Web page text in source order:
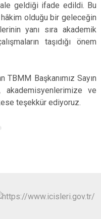
geldiği ifade edildi. Bu
hâkim olduğu bir geleceğin
yanı sıra akademik
taşıdığı önem
TBMM Başkanımız Sayın
akademisyenlerimize ve
teşekkür ediyoruz.